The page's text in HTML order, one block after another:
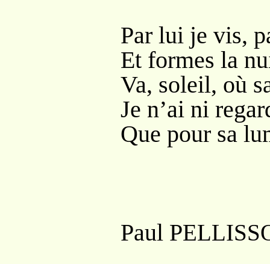
Par lui je vis,
Et formes la
Va, soleil, où
Je n’ai ni
Que pour sa
Paul P